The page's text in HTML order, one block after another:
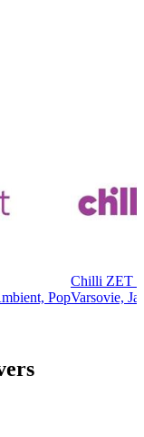
Pop
Chilli ZET
Varsovie,